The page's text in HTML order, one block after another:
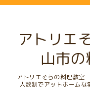
アトリ
山市
アトリエそらの料理教室
人数制でアットホームな